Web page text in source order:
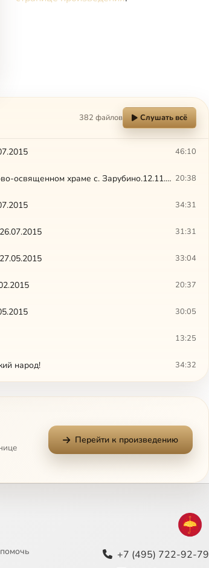
382 файлов Слушать всё
46:10
Слово владыки Августина на Божественной литургии в ново-освященном храме с. Зарубино.12.11.2016 20:38
34:31
31:31
33:04
20:37
30:05
13:25
народ! 34:32
35:57
25:10
22:42
Перейти к произведению
+7 (495) 722-92-79